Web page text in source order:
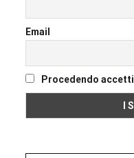
Email
Procedendo